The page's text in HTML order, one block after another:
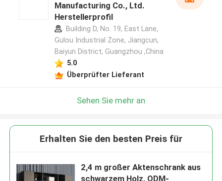
Manufacturing Co., Ltd.
Herstellerprofil
Building D, No. 19, East Lane,
Gulou Industrial Zone, Jiangcun,
Baiyun District, Guangzhou ,China
5.0
Überprüfter Lieferant
Sehen Sie mehr an
Erhalten Sie den besten Preis für
2,4 m großer Aktenschrank aus
schwarzem Holz, ODM-